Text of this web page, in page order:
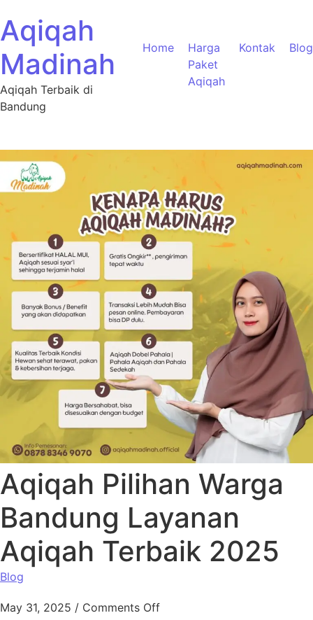
Aqiqah
Madinah
Aqiqah Terbaik di
Bandung
Home
Harga
Paket
Aqiqah
Kontak Blog
Aqiqah Pilihan Warga
Bandung Layanan
Aqiqah Terbaik 2025
Blog
May 31, 2025 / Comments Off